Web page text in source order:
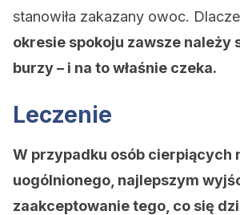
stanowiła zakazany owoc.
okresie spokoju zawsze należy
burzy – i na to właśnie czeka.
Leczenie
W przypadku osób cierpiących
uogólnionego, najlepszym
zaakceptowanie tego, co się